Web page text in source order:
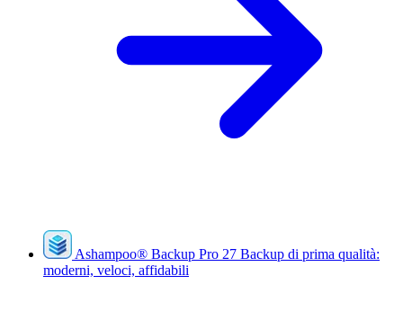
Ashampoo® Backup Pro 27 Backup di prima qualità:
moderni, veloci, affidabili